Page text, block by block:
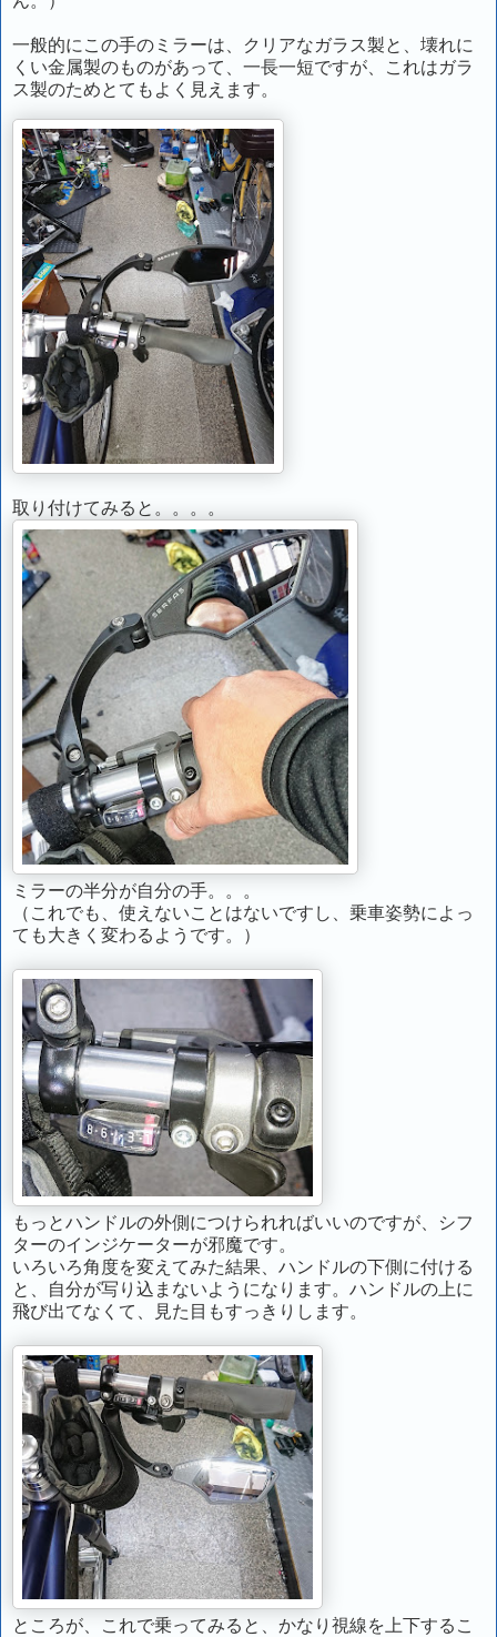
一般的にこの手のミラーは、クリアなガラス製と、壊れに
くい金属製のものがあって、一長一短ですが、これはガラ
ス製のためとてもよく見えます。
取り付けてみると。。。。
ミラーの半分が自分の手。。。
（これでも、使えないことはないですし、乗車姿勢によっ
ても大きく変わるようです。）
もっとハンドルの外側につけられればいいのですが、シフ
ターのインジケーターが邪魔です。
いろいろ角度を変えてみた結果、ハンドルの下側に付ける
と、自分が写り込まないようになります。ハンドルの上に
飛び出てなくて、見た目もすっきりします。
ところが、これで乗ってみると、かなり視線を上下するこ